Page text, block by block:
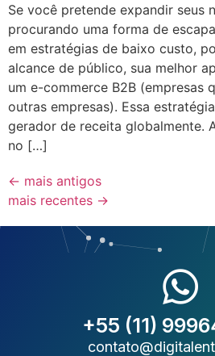
Se você pretende expandir seus
procurando uma forma de
em estratégias de baixo custo,
alcance de público, sua melhor
um e-commerce B2B (empresas
outras empresas). Essa
gerador de receita globalmente.
no […]
← mais antigos
mais recentes →
+55 (11)